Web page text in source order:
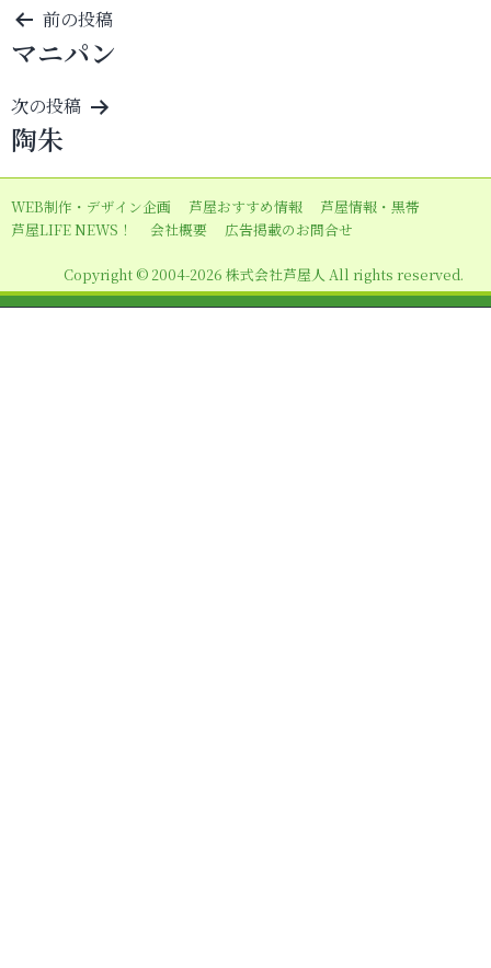
投
稿
ナ
ビ
ゲ
ー
シ
ン
前の投稿
マニパン
次の投稿
陶朱
WEB制作・デザイン企画 芦屋おすすめ情報
芦屋情報・黒帯
芦屋LIFE NEWS！
会社概要 広告掲載のお問合せ
Copyright © 2004-2026 株式会社芦屋人 All rights reserved.